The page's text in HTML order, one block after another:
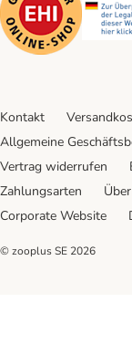
Kontakt
Allgemeine
Vertrag widerrufen
Zahlungsarten
Corporate Website
© zooplus SE 2026